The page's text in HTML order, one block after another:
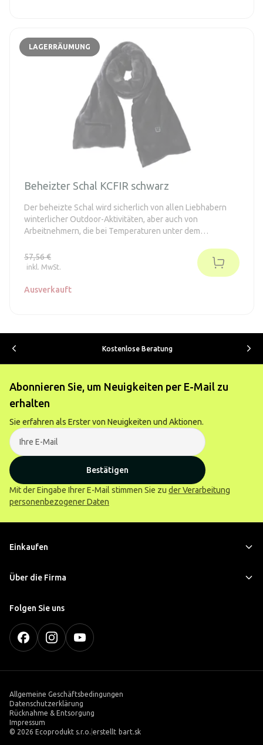
LAGERRÄUMUNG
Beheizter Schal KCFIR schwarz
Der beheizte Schal wird sicherlich von allen Liebhabern
winterlicher Outdoor-Aktivitäten, aber auch von
Arbeitnehmern, die bei Temperaturen unter dem
einen 7,4V 2100mAh Akku, der bis zu 7 Stunden Betrieb
ermöglicht.
57,56 €
inkl. MwSt.
Ausverkauft
Kostenlose Beratung
Abonnieren Sie, um Neuigkeiten per E-Mail zu
erhalten
Sie erfahren als Erster von Neuigkeiten und Aktionen.
Bestätigen
Mit der Eingabe Ihrer E-Mail stimmen Sie zu der Verarbeitung
personenbezogener Daten
Einkaufen
Über die Firma
Folgen Sie uns
Allgemeine Geschäftsbedingungen
Datenschutzerklärung
Rücknahme & Entsorgung
Impressum
© 2026 Ecoprodukt s.r.o. erstellt bart.sk